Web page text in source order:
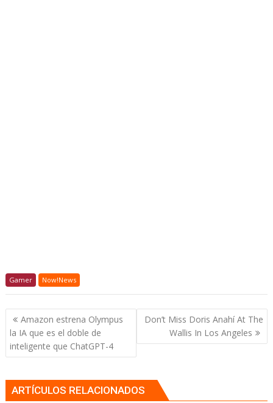
Gamer Now!News
Navegación
de
entradas
Amazon estrena Olympus
la IA que es el doble de
inteligente que ChatGPT-4
Don’t Miss Doris Anahí At The
Wallis In Los Angeles
ARTÍCULOS RELACIONADOS